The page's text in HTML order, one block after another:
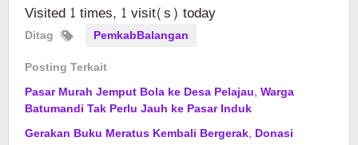
Visited 1 times, 1 visit(s) today
Ditag
PemkabBalangan
Posting Terkait
Pasar Murah Jemput Bola ke Desa Pelajau, Warga
Batumandi Tak Perlu Jauh ke Pasar Induk
Gerakan Buku Meratus Kembali Bergerak, Donasi